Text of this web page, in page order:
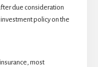
due consideration
policy on the
most